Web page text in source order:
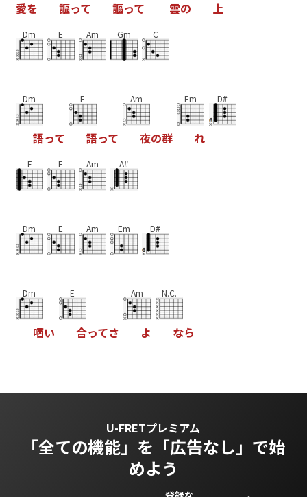
愛を 謳って 謳って 雲の 上
Dm E Am Gm C
Dm
語って
E
語って
Am
夜の群
Em
れ
D#
F E Am A#
Dm E Am Em D#
Dm
哂い
E
合ってさ
Am
よ
N.C.
なら
U-FRETプレミアム
「全ての機能」を 「広告なし」で始
めよう